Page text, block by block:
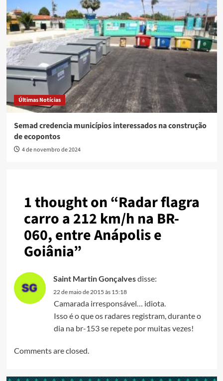
Últimas Notícias
Semad credencia municípios interessados na construção
de ecopontos
4 de novembro de 2024
1 thought on “Radar flagra
carro a 212 km/h na BR-
060, entre Anápolis e
Goiânia”
Saint Martin Gonçalvesdisse:
22 de maio de 2015 às 15:18
Camarada irresponsável… idiota.
Isso é o que os radares registram, durante o
dia na br-153 se repete por muitas vezes!
Comments are closed.